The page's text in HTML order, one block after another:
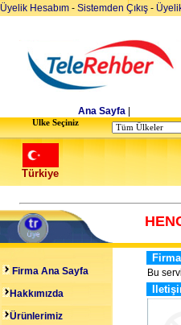
Üyelik Hesabım - Sistemden Çıkış -
Ana Sayfa
Ulke Seçiniz
Türkiye
Firma Ana Sayfa
Hakkımızda
Ürünlerimiz
Bu